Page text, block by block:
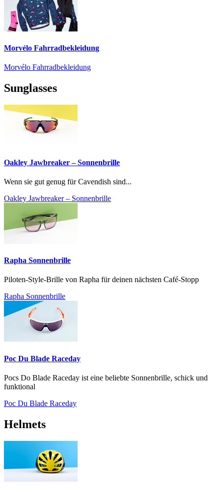
Morvélo Fahrradbekleidung
Morvélo Fahrradbekleidung
Sunglasses
Oakley Jawbreaker – Sonnenbrille
Wenn sie gut genug für Cavendish sind...
Oakley Jawbreaker – Sonnenbrille
Rapha Sonnenbrille
Piloten-Style-Brille von Rapha für deinen nächsten Café-Stopp
Rapha Sonnenbrille
Poc Du Blade Raceday
Pocs Do Blade Raceday ist eine beliebte Sonnenbrille, schick und
funktional
Poc Du Blade Raceday
Helmets